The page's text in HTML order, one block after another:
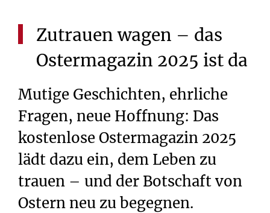
Zutrauen wagen – das
Ostermagazin 2025 ist da
Mutige Geschichten, ehrliche
Fragen, neue Hoffnung: Das
kostenlose Ostermagazin 2025
lädt dazu ein, dem Leben zu
trauen – und der Botschaft von
Ostern neu zu begegnen.